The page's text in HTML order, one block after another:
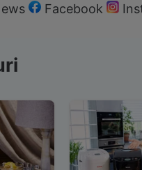
Facebook